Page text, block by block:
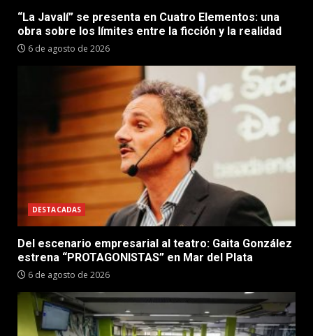
“La Javalí” se presenta en Cuatro Elementos: una
obra sobre los límites entre la ficción y la realidad
6 de agosto de 2026
DESTACADAS
Del escenario empresarial al teatro: Gaita González
estrena “PROTAGONISTAS” en Mar del Plata
6 de agosto de 2026